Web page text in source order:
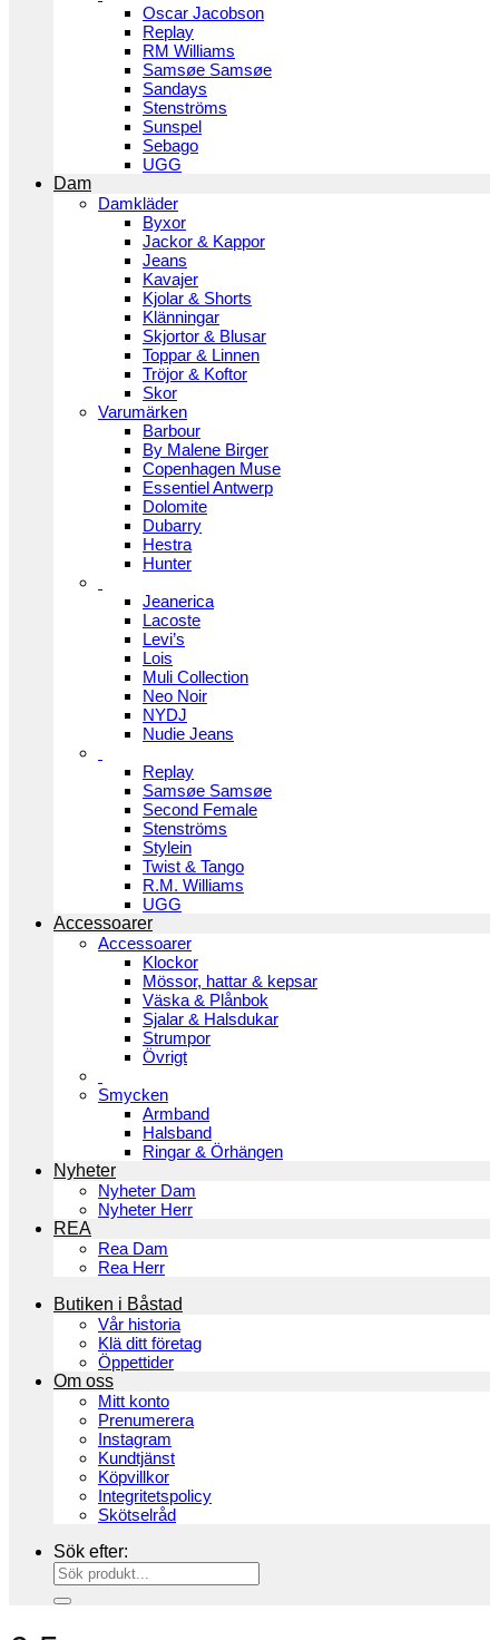
Oscar Jacobson
Replay
RM Williams
Samsøe Samsøe
Sandays
Stenströms
Sunspel
Sebago
UGG
Dam
Damkläder
Byxor
Jackor & Kappor
Jeans
Kavajer
Kjolar & Shorts
Klänningar
Skjortor & Blusar
Toppar & Linnen
Tröjor & Koftor
Skor
Varumärken
Barbour
By Malene Birger
Copenhagen Muse
Essentiel Antwerp
Dolomite
Dubarry
Hestra
Hunter
Jeanerica
Lacoste
Levi’s
Lois
Muli Collection
Neo Noir
NYDJ
Nudie Jeans
Replay
Samsøe Samsøe
Second Female
Stenströms
Stylein
Twist & Tango
R.M. Williams
UGG
Accessoarer
Accessoarer
Klockor
Mössor, hattar & kepsar
Väska & Plånbok
Sjalar & Halsdukar
Strumpor
Övrigt
Smycken
Armband
Halsband
Ringar & Örhängen
Nyheter
Nyheter Dam
Nyheter Herr
REA
Rea Dam
Rea Herr
Butiken i Båstad
Vår historia
Klä ditt företag
Öppettider
Om oss
Mitt konto
Prenumerera
Instagram
Kundtjänst
Köpvillkor
Integritetspolicy
Skötselråd
Sök efter: